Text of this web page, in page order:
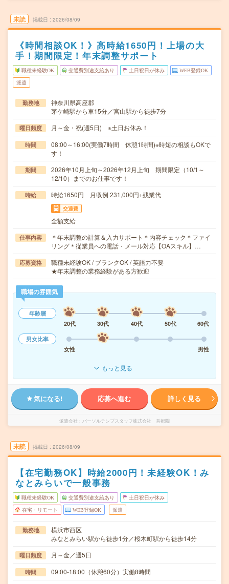
未読 掲載日 2026/08/09
《時間相談OK！》高時給1650円！上場の大
手！期間限定！年末調整サポート
職種未経験OK 交通費別途支給あり 土日祝日が休み WEB登録OK
派遣
勤務地
神奈川県高座郡
茅ケ崎駅から車15分／宮山駅から徒歩7分
曜日頻度 月～金・祝(週5日) ※土日お休み！
時間
08:00～16:00(実働7時間 休憩1時間)※時短の相談もOKで
す！
期間
2026年10月上旬～2026年12月上旬 期間限定（10/1～
12/10）までのお仕事です！
時給 時給1650円 月収例 231,000円+残業代
交通費
全額支給
仕事内容
＊年末調整の計算＆入力サポート＊内容チェック＊ファイ
リング＊従業員への電話・メール対応【OAスキル】…
応募資格
職種未経験OK / ブランクOK / 英語力不要
★年末調整の業務経験がある方歓迎
職場の雰囲気
年齢層
20代
30代 40代 50代
60代
男女比率
女性
男性
もっと見る
気になる! 応募へ進む 詳しく見る
派遣会社 パーソルテンプスタッフ株式会社 首都圏
未読 掲載日 2026/08/09
【在宅勤務OK】時給2000円！未経験OK！み
なとみらいで一般事務
職種未経験OK 交通費別途支給あり 土日祝日が休み
在宅・リモート WEB登録OK 派遣
勤務地
横浜市西区
みなとみらい駅から徒歩1分／桜木町駅から徒歩14分
曜日頻度 月～金／週5日
時間 09:00-18:00（休憩60分）実働8時間